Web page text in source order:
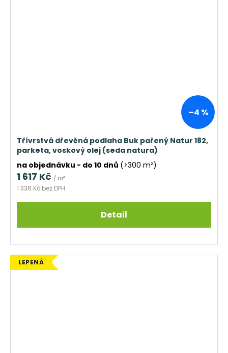
–4 %
Třívrstvá dřevěná podlaha Buk pařený Natur 182,
parketa, voskový olej (seda natura)
na objednávku - do 10 dnů (>300 m²)
1 336 Kč bez DPH
1 617 Kč / m²
Detail
LEPENÁ